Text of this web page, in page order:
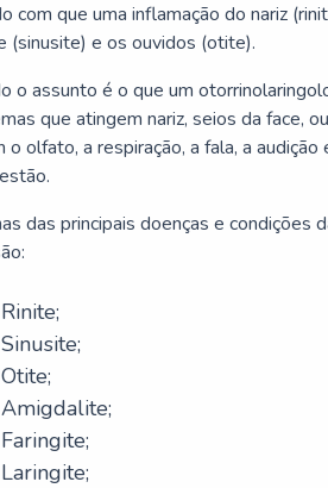
com que uma inflamação do nariz
(sinusite) e os ouvidos (otite).
o assunto é o que um
que atingem nariz, seios da face,
o olfato, a respiração, a fala, a
das principais doenças e condições
Rinite;
Sinusite;
Otite;
Amigdalite;
Faringite;
Laringite;